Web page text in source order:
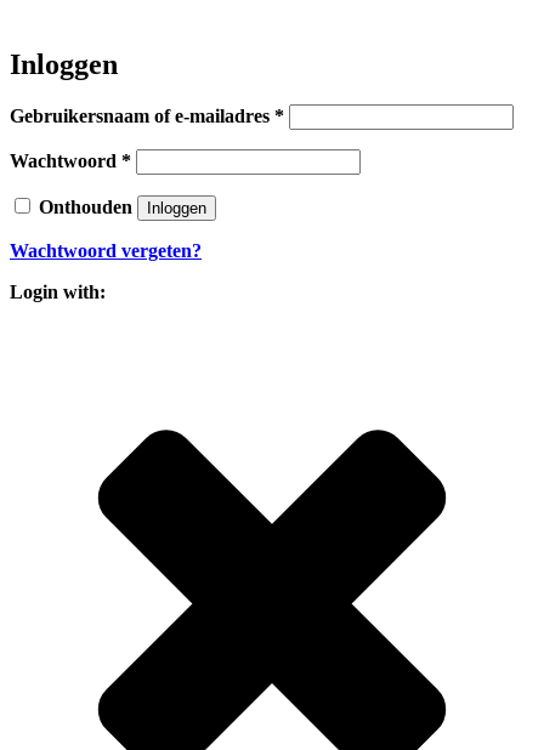
Inloggen
Gebruikersnaam of e-mailadres *Verplicht
Wachtwoord *Verplicht
Onthouden Inloggen
Wachtwoord vergeten?
Login with: